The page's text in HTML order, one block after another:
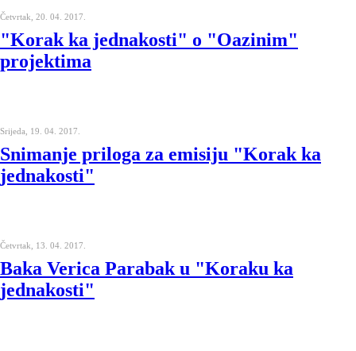
Četvrtak, 20. 04. 2017.
"Korak ka jednakosti" o "Oazinim"
projektima
Srijeda, 19. 04. 2017.
Snimanje priloga za emisiju "Korak ka
jednakosti"
Četvrtak, 13. 04. 2017.
Baka Verica Parabak u "Koraku ka
jednakosti"